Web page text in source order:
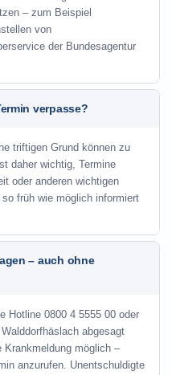
– zum Beispiel
von
der Bundesagentur
verpasse?
triftigen Grund können zu
daher wichtig, Termine
oder anderen wichtigen
früh wie möglich informiert
– auch ohne
Hotline 0800 4 5555 00 oder
abgesagt
Krankmeldung möglich –
anzurufen. Unentschuldigte